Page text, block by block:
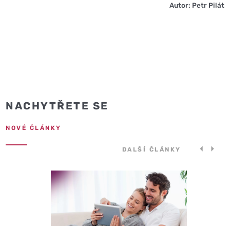
Autor: Petr Pilát
NACHYTŘETE SE
NOVÉ ČLÁNKY
DALŠÍ ČLÁNKY